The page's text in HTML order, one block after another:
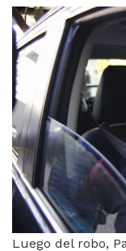
Luego del robo,